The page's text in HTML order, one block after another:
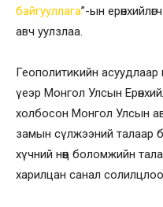
байгууллага”-ын
авч уулзлаа.
Геополитикийн
үеэр Монгол Улсын
холбосон Монгол Улсын
замын сүлжээний талаар
хүчний нөөц боломжийн
харилцан санал